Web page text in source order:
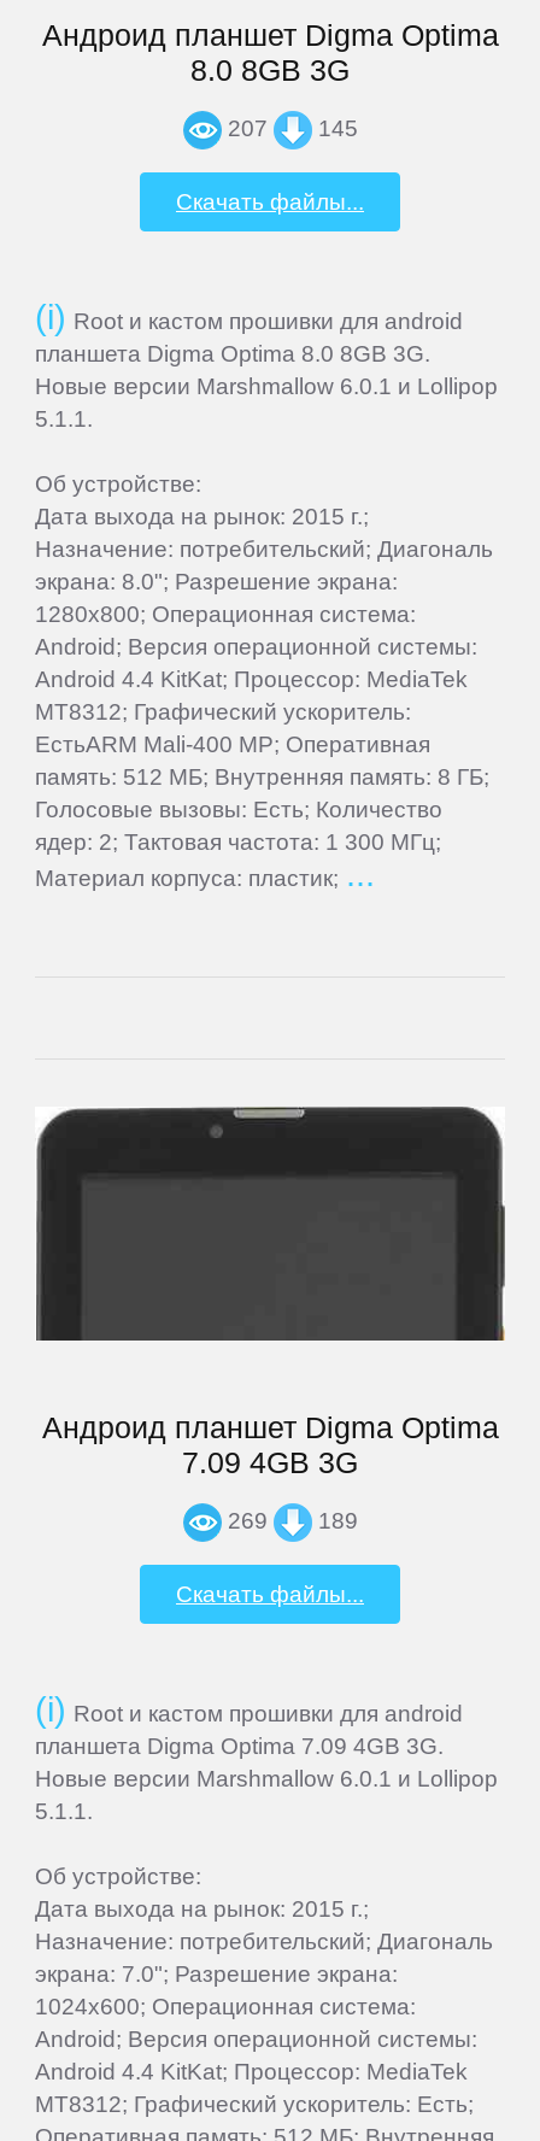
Андроид планшет Digma Optima
8.0 8GB 3G
207 145
Скачать файлы...
Root и кастом прошивки для android
планшета Digma Optima 8.0 8GB 3G.
Новые версии Marshmallow 6.0.1 и Lollipop
5.1.1.
Об устройстве:
Дата выхода на рынок: 2015 г.;
Назначение: потребительский; Диагональ
экрана: 8.0"; Разрешение экрана:
1280x800; Операционная система:
Android; Версия операционной системы:
Android 4.4 KitKat; Процессор: MediaTek
MT8312; Графический ускоритель:
ЕстьARM Mali-400 MP; Оперативная
память: 512 МБ; Внутренняя память: 8 ГБ;
Голосовые вызовы: Есть; Количество
ядер: 2; Тактовая частота: 1 300 МГц;
Материал корпуса: пластик;
Андроид планшет Digma Optima
7.09 4GB 3G
269 189
Скачать файлы...
Root и кастом прошивки для android
планшета Digma Optima 7.09 4GB 3G.
Новые версии Marshmallow 6.0.1 и Lollipop
5.1.1.
Об устройстве:
Дата выхода на рынок: 2015 г.;
Назначение: потребительский; Диагональ
экрана: 7.0"; Разрешение экрана:
1024x600; Операционная система:
Android; Версия операционной системы:
Android 4.4 KitKat; Процессор: MediaTek
MT8312; Графический ускоритель: Есть;
Home
Add
Firmware
ПЛАНШЕТЫ
3Q
4Good
Acer
ACME
Archos
Barnes
Bliss
BQ-
Coby
Creative
CrownMicro